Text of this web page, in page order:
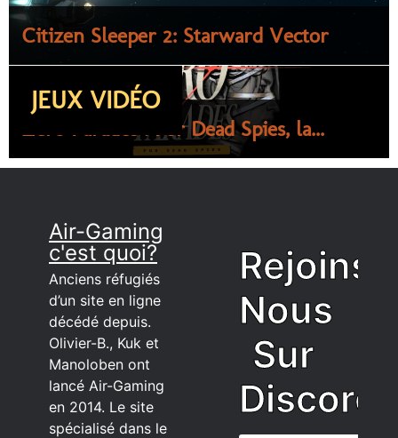
Citizen Sleeper 2: Starward Vector
JEUX VIDÉO
Zero Parades : For Dead Spies, la...
Air-Gaming
c'est quoi?
Anciens réfugiés
d’un site en ligne
décédé depuis.
Olivier-B., Kuk et
Manoloben ont
lancé Air-Gaming
en 2014. Le site
spécialisé dans le
Rejoins
Nous
Sur
Discord